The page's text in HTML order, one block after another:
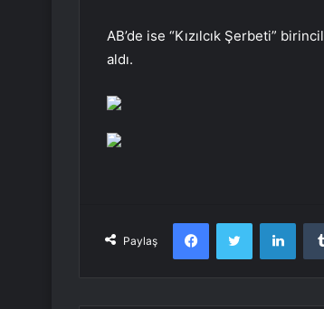
AB’de ise “Kızılcık Şerbeti”
aldı.
Paylaş
FacebookTwitter